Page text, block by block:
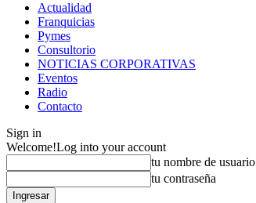
Actualidad
Franquicias
Pymes
Consultorio
NOTICIAS CORPORATIVAS
Eventos
Radio
Contacto
Sign in
Welcome!Log into your account
tu nombre de usuario
tu contraseña